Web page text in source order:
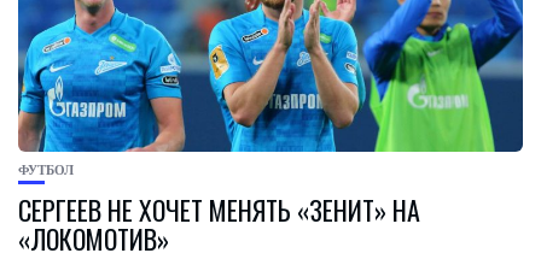
ФУТБОЛ
СЕРГЕЕВ НЕ ХОЧЕТ МЕНЯТЬ «ЗЕНИТ» НА
«ЛОКОМОТИВ»